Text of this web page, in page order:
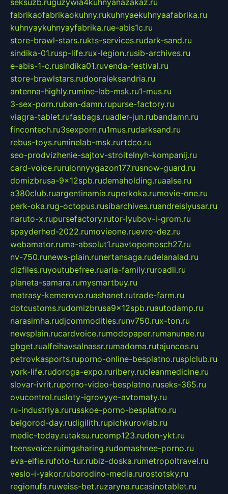
seksuzb.ruguzywia4kuhnyanazakaz.ru
fabrikaofabrikaokuhny.rukuhnyaekuhnyaafabrika.ru
kuhnyaykuhnyayfabrika.rue-abis1c.ru
store-brawl-stars.rukts-services.rudark-sand.ru
sindika-01.rusp-life.rux-legion.rusib-archives.ru
e-abis-1-c.rusindika01.ruvenda-festival.ru
store-brawlstars.rudooraleksandria.ru
antenna-highly.rumine-lab-msk.ru1-mus.ru
3-sex-porn.ruban-damn.rupurse-factory.ru
viagra-tablet.rufasbags.ruadler-jun.rubandamn.ru
fincontech.ru3sexporn.ru1mus.rudarksand.ru
rebus-toys.ruminelab-msk.rurtdco.ru
seo-prodvizhenie-sajtov-stroitelnyh-kompanij.ru
card-voice.rurulonnyygazon177.rusnow-guard.ru
domizbrusa-9x12spb.rudemaholding.ruaalse.ru
a380club.ruargentinamia.ruperkoka.rumovie-one.ru
perk-oka.rug-octopus.rusibarchives.ruandreislyusar.ru
naruto-x.rupursefactory.rutor-lyubov-i-grom.ru
spayderhed-2022.rumovieone.ruevro-dez.ru
webamator.ruma-absolut1.ruavtopomosch27.ru
nv-750.runews-plain.runertansaga.rudelanalad.ru
dizfiles.ruyoutubefree.ruaria-family.ruroadli.ru
planeta-samara.rumysmartbuy.ru
matrasy-kemerovo.ruashanet.rutrade-farm.ru
dotcustoms.rudomizbrusa9x12spb.ruautodamp.ru
narasimha.rudjcommodities.runv750.rux-ton.ru
newsplain.rucardvoice.rumodopaper.rumanunae.ru
gbget.rualfeihavsalnassr.rumadoma.rutajuncos.ru
petrovkasports.ruporno-online-besplatno.rusplclub.ru
york-life.rudoroga-expo.ruribery.rucleanmedicine.ru
slovar-ivrit.ruporno-video-besplatno.ruseks-365.ru
ovucontrol.rusloty-igrovyye-avtomaty.ru
ru-industriya.rurusskoe-porno-besplatno.ru
belgorod-day.rudigilith.rupichkurovlab.ru
medic-today.rutaksu.rucomp123.rudon-ykt.ru
teensvoice.ruimgsharing.rudomashnee-porno.ru
eva-elfie.rufoto-tur.rubiz-doska.rumetropoltravel.ru
veslo-i-yakor.ruborodino-media.rurostotsky.ru
regionufa.ruweiss-bet.ruzaryna.rucasinotablet.ru